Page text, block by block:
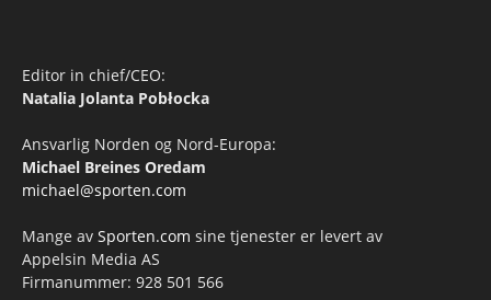
Editor in chief/CEO:
Natalia Jolanta Pobłocka
Ansvarlig Norden og Nord-Europa:
Michael Breines Oredam
michael@sporten.com
Mange av Sporten.com sine tjenester er levert av
Appelsin Media AS
Firmanummer: 928 501 566